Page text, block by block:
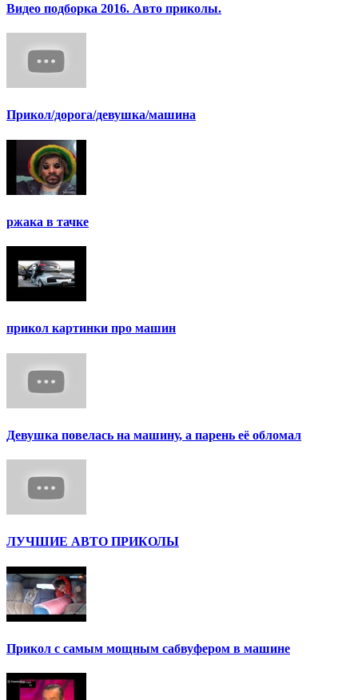
Видео подборка 2016. Авто приколы.
Прикол/дорога/девушка/машина
ржака в тачке
прикол картинки про машин
Девушка повелась на машину, а парень её обломал
ЛУЧШИЕ АВТО ПРИКОЛЫ
Прикол с самым мощным сабвуфером в машине